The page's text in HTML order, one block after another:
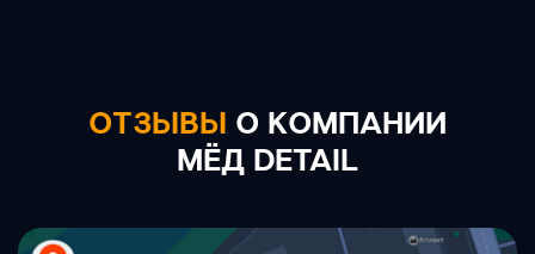
ОТЗЫВЫ О КОМПАНИИ
МЁД DETAIL